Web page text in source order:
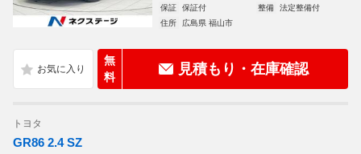
保証
保証付 整備
法定整備付
住所
広島県 福山市
無
料
見積もり・在庫確認
トヨタ
GR86 2.4 SZ